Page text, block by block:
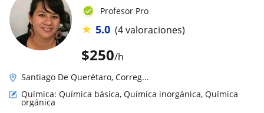
$250/h
Profesor Pro
★ 5.0 (4 valoraciones)
Santiago De Querétaro, Correg...
Química: Química básica, Química inorgánica, Química
orgánica